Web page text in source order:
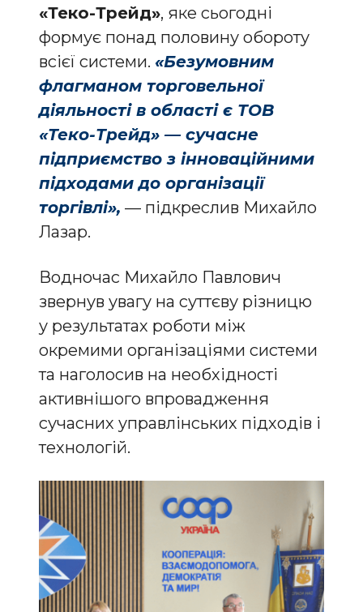
«Теко-Трейд», яке сьогодні
формує понад половину обороту
всієї системи. «Безумовним
флагманом торговельної
діяльності в області є ТОВ
«Теко-Трейд» — сучасне
підприємство з інноваційними
підходами до організації
торгівлі», — підкреслив Михайло
Лазар.
Водночас Михайло Павлович
звернув увагу на суттєву різницю
у результатах роботи між
окремими організаціями системи
та наголосив на необхідності
активнішого впровадження
сучасних управлінських підходів і
технологій.